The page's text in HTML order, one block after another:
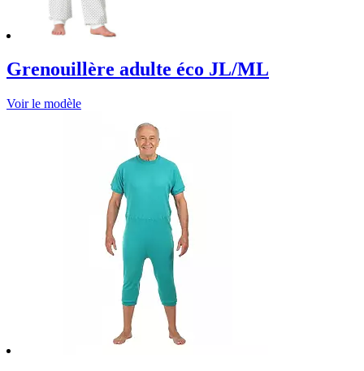
Grenouillère adulte éco JL/ML
Voir le modèle